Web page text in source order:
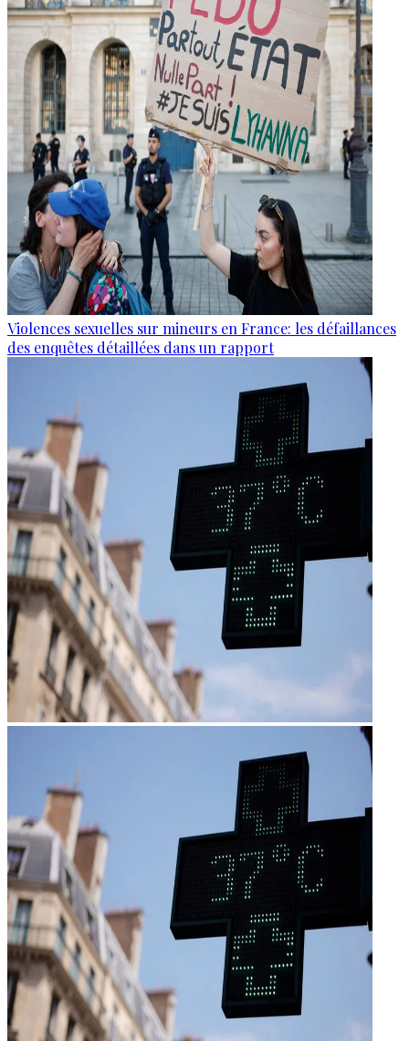
Violences sexuelles sur mineurs en France: les défaillances
des enquêtes détaillées dans un rapport